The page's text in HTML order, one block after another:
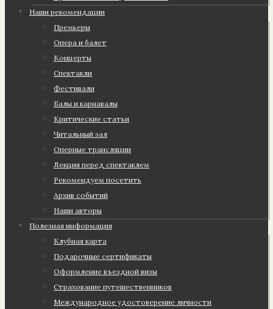
Наши рекомендации
Премьеры
Опера и балет
Концерты
Спектакли
Фестивали
Балы и карнавалы
Критические статьи
Читальный зал
Оперные трансляции
Лекция перед спектаклем
Рекомендуем посетить
Архив событий
Наши авторы
Полезная информация
Клубная карта
Подарочные сертификаты
Оформление въездной визы
Страхование путешественников
Международное удостоверение личности